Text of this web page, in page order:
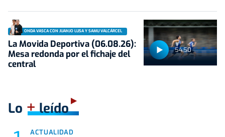
54:50
ONDA VASCA CON JUANJO LUSA Y SAMU VALCÁRCEL
La Movida Deportiva (06.08.26):
Mesa redonda por el fichaje del
central
Lo +leído
ACTUALIDAD